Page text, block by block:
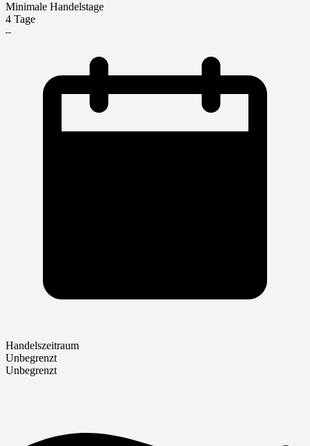
Minimale Handelstage
4 Tage
–
Handelszeitraum
Unbegrenzt
Unbegrenzt